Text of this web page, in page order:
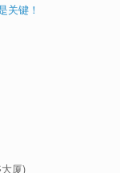
关键！
厦)